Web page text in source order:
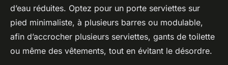
d’eau réduites. Optez pour un porte serviettes sur
pied minimaliste, à plusieurs barres ou modulable,
afin d’accrocher plusieurs serviettes, gants de toilette
ou même des vêtements, tout en évitant le désordre.